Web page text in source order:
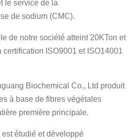
le service de la
de sodium (CMC).
de notre société atteint 20KTon et
certification ISO9001 et ISO14001
Biochemical Co., Ltd produit
à base de fibres végétales
première principale.
étudié et développé